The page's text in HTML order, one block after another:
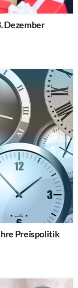
Dezember
Preispolitik